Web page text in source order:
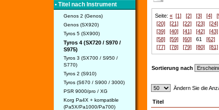
• Titel nach Instrument
Genos 2 (Genos)
Genos (SX920)
Tyros 5 (SX900)
Tyros 4 (SX720 / S970 /
S975)
Tyros 3 (SX700 / S950 /
S770)
Tyros 2 (S910)
Tyros (S670 / S900 / 3000)
PSR 9000/pro / XG
Korg Pa4X + kompatible
(Pa5X/Pa1000/Pa700)
Seite: « [1] [2] [3] [4]
[20]
[21] [22] [23]
[24]
[39]
[40] [41] [42]
[43]
[58]
[59] [60] 61 [62]
[77]
[78] [79] [80] [81]
Sortierung nach
Ändern Sie die
Titel